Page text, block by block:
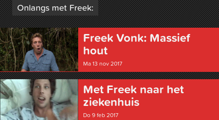
Onlangs met Freek:
Freek Vonk: Massief
hout
Ma 13 nov 2017
Met Freek naar het
ziekenhuis
Do 9 feb 2017